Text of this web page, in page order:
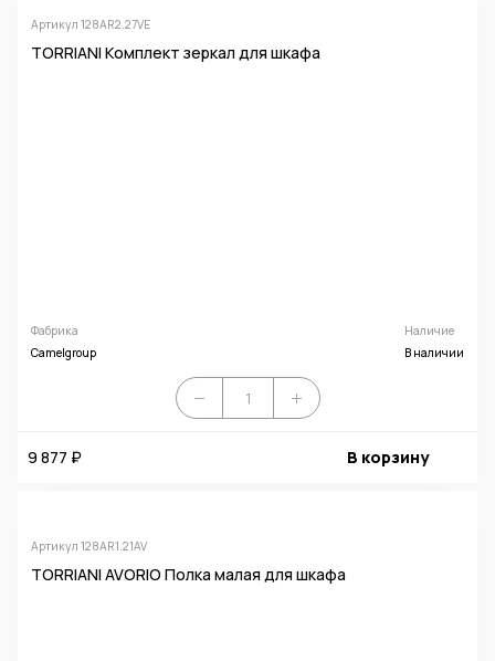
Артикул 128AR2.27VE
TORRIANI Комплект зеркал для шкафа
Фабрика
Camelgroup
Наличие
В наличии
9 877 ₽ В корзину
Артикул 128AR1.21AV
TORRIANI AVORIO Полка малая для шкафа